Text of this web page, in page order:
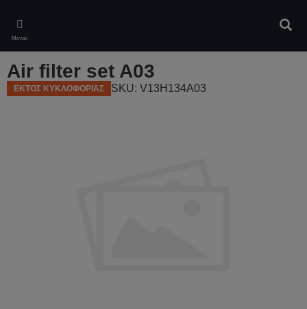
main
content
Μενού
Air filter set A03
ΕΚΤΟΣ ΚΥΚΛΟΦΟΡΙΑΣ SKU: V13H134A03